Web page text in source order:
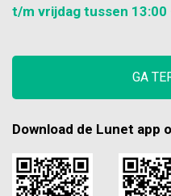
t/m vrijdag tussen 13:00
GA
Download de Lunet